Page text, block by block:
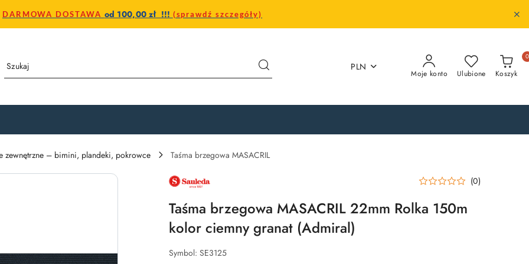
DARMOWA DOSTAWA od 100,00 zł !!! (sprawdź szczegóły)
PLN
Moje konto Ulubione Koszyk
0
zewnętrzne – bimini, plandeki, pokrowce
Taśma brzegowa MASACRIL
NAZWA
PRODUCENTA: (0)
Taśma brzegowa MASACRIL 22mm Rolka 150m
kolor ciemny granat (Admiral)
Symbol: SE3125